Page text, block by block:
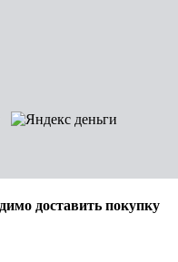
доставить покупку